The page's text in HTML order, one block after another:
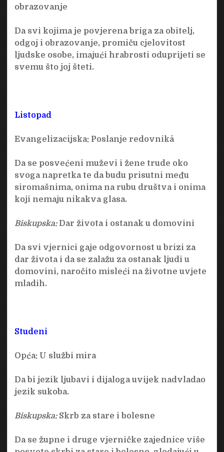
obrazovanje
Da svi kojima je povjerena briga za obitelj,
odgoj i obrazovanje, promiču cjelovitost
ljudske osobe, imajući hrabrosti oduprijeti se
svemu što joj šteti.
Listopad
Evangelizacijska: Poslanje redovnikâ
Da se posvećeni muževi i žene trude oko
svoga napretka te da budu prisutni među
siromašnima, onima na rubu društva i onima
koji nemaju nikakva glasa.
Biskupska:Dar života i ostanak u domovini
Da svi vjernici gaje odgovornost u brizi za
dar života i da se zalažu za ostanak ljudi u
domovini, naročito misleći na životne uvjete
mladih.
Studeni
Opća: U službi mira
Da bi jezik ljubavi i dijaloga uvijek nadvladao
jezik sukoba.
Biskupska: Skrb za stare i bolesne
Da se župne i druge vjerničke zajednice više